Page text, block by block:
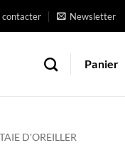
contacter Newsletter
Panier
TAIE D'OREILLER